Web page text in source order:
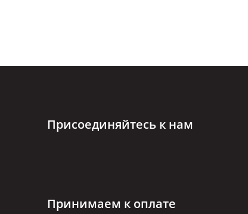
Присоединяйтесь к нам
Принимаем к оплате